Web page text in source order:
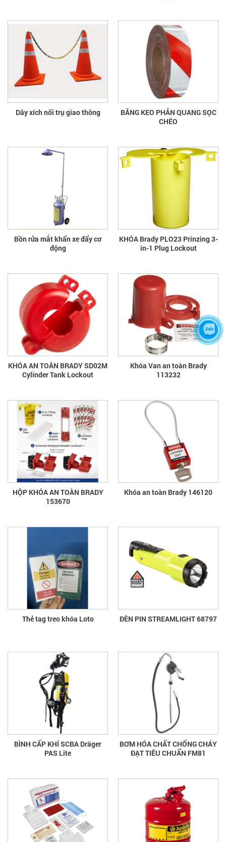
Dây xích nối trụ giao thông
BĂNG KEO PHẢN QUANG SỌC
CHÉO
Bồn rửa mắt khẩn xe đẩy cơ
động
KHÓA Brady PLO23 Prinzing 3-
in-1 Plug Lockout
KHÓA AN TOÀN BRADY SD02M
Cylinder Tank Lockout
Khóa Van an toàn Brady
113232
HỘP KHÓA AN TOÀN BRADY
153670
Khóa an toàn Brady 146120
Thẻ tag treo khóa Loto ĐÈN PIN STREAMLIGHT 68797
BÌNH CẤP KHÍ SCBA Dräger
PAS Lite
BƠM HÓA CHẤT CHỐNG CHÁY
ĐẠT TIÊU CHUẨN FM81